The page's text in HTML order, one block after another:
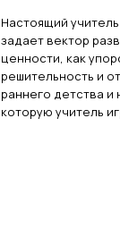
Настоящий
задает вектор
ценности, как
решительность и
раннего детства и
которую учитель